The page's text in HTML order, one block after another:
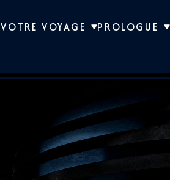
VOTRE VOYAGE PROLOGUE